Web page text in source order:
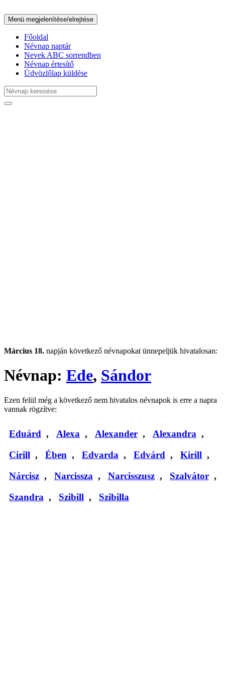
Menü megjelenítése/elrejtése
Főoldal
Névnap naptár
Nevek ABC sorrendben
Névnap értesítő
Üdvözlőlap küldése
Március 18. napján következő névnapokat ünnepeljük hivatalosan:
Névnap: Ede, Sándor
Ezen felül még a következő nem hivatalos névnapok is erre a napra
vannak rögzítve:
Eduárd , Alexa , Alexander , Alexandra ,
Cirill , Ében , Edvarda , Edvárd , Kirill ,
Nárcisz , Narcissza , Narcisszusz , Szalvátor ,
Szandra , Szibill , Szibilla